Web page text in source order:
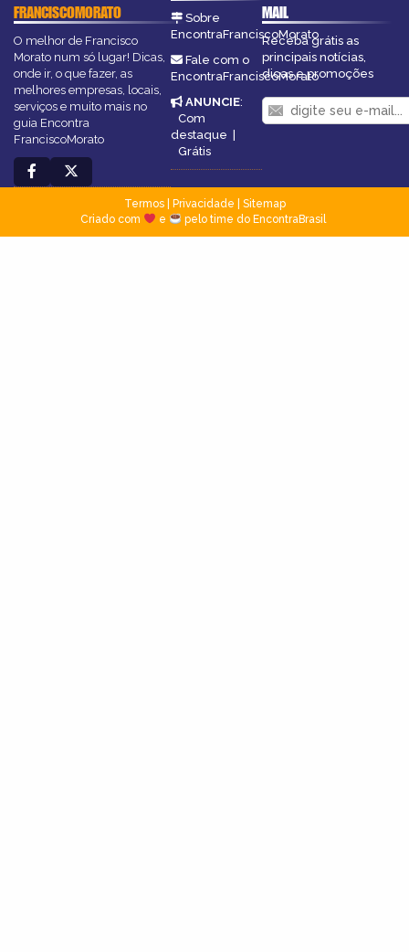
FRANCISCOMORATO
O melhor de Francisco
Morato num só lugar! Dicas,
onde ir, o que fazer, as
melhores empresas, locais,
serviços e muito mais no
guia Encontra
FranciscoMorato
Sobre
EncontraFranciscoMorato
Fale com o
EncontraFranciscoMorato
ANUNCIE:
Com
destaque |
Grátis
MAIL
Receba grátis as
principais notícias,
dicas e promoções
Termos| Privacidade
Sitemap
Criado com
e pelo time do EncontraBrasil